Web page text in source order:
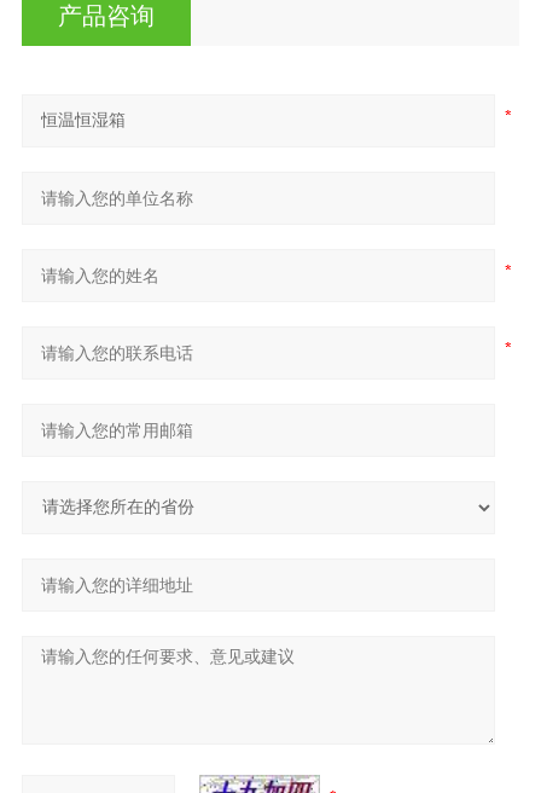
产品咨询